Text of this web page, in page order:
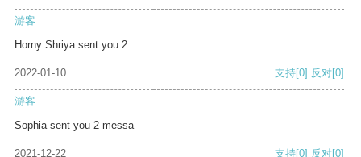
游客
Horny Shriya sent you 2
2022-01-10 支持[0] 反对[0]
游客
Sophia sent you 2 messa
2021-12-22 支持[0] 反对[0]